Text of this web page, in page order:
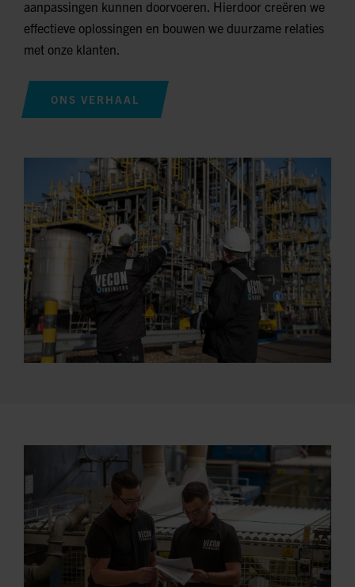
aanpassingen kunnen doorvoeren. Hierdoor creëren we
effectieve oplossingen en bouwen we duurzame relaties
met onze klanten.
ONS VERHAAL